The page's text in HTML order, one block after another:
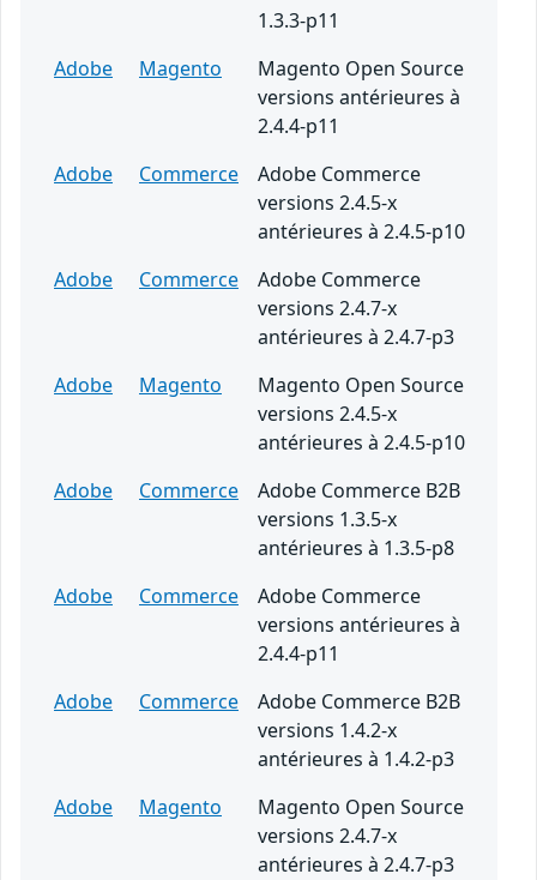
1.3.3-p11
Adobe
Magento
Magento Open Source
versions antérieures à
2.4.4-p11
Adobe
Commerce
Adobe Commerce
versions 2.4.5-x
antérieures à 2.4.5-p10
Adobe
Commerce
Adobe Commerce
versions 2.4.7-x
antérieures à 2.4.7-p3
Adobe
Magento
Magento Open Source
versions 2.4.5-x
antérieures à 2.4.5-p10
Adobe
Commerce
Adobe Commerce B2B
versions 1.3.5-x
antérieures à 1.3.5-p8
Adobe
Commerce
Adobe Commerce
versions antérieures à
2.4.4-p11
Adobe
Commerce
Adobe Commerce B2B
versions 1.4.2-x
antérieures à 1.4.2-p3
Adobe
Magento
Magento Open Source
versions 2.4.7-x
antérieures à 2.4.7-p3